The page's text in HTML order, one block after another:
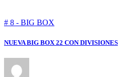
# 8 - BIG BOX
NUEVA BIG BOX 22 CON DIVISIONES